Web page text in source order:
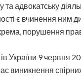
адвокатську
є вчинення ним
порушення
України 9 червня
виникнення